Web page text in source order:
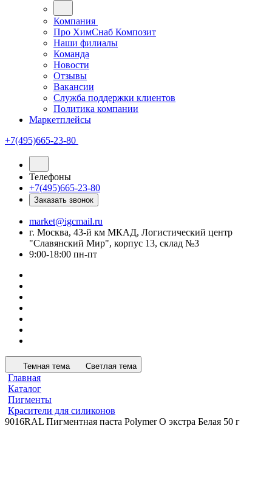
Компания
Про ХимСнаб Композит
Наши филиалы
Команда
Новости
Отзывы
Вакансии
Служба поддержки клиентов
Политика компании
Маркетплейсы
+7(495)665-23-80
Телефоны
+7(495)665-23-80
Заказать звонок
market@igcmail.ru
г. Москва, 43-й км МКАД, Логистический центр
"Славянский Мир", корпус 13, склад №3
9:00-18:00 пн-пт
Темная тема Светлая тема
Главная
Каталог
Пигменты
Красители для силиконов
9016RAL Пигментная паста Polymer O экстра Белая 50 г